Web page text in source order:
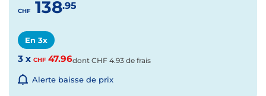
CHF 138.95
En 3x
3 x CHF47.96dont CHF 4.93 de frais
Alerte baisse de prix